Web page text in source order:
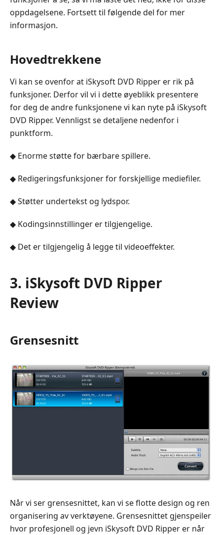
oppdagelsene. Fortsett til følgende del for mer
informasjon.
Hovedtrekkene
Vi kan se ovenfor at iSkysoft DVD Ripper er rik på
funksjoner. Derfor vil vi i dette øyeblikk presentere
for deg de andre funksjonene vi kan nyte på iSkysoft
DVD Ripper. Vennligst se detaljene nedenfor i
punktform.
◆ Enorme støtte for bærbare spillere.
◆ Redigeringsfunksjoner for forskjellige mediefiler.
◆ Støtter undertekst og lydspor.
◆ Kodingsinnstillinger er tilgjengelige.
◆ Det er tilgjengelig å legge til videoeffekter.
3. iSkysoft DVD Ripper
Review
Grensesnitt
Når vi ser grensesnittet, kan vi se flotte design og ren
organisering av verktøyene. Grensesnittet gjenspeiler
hvor profesjonell og jevn iSkysoft DVD Ripper er når